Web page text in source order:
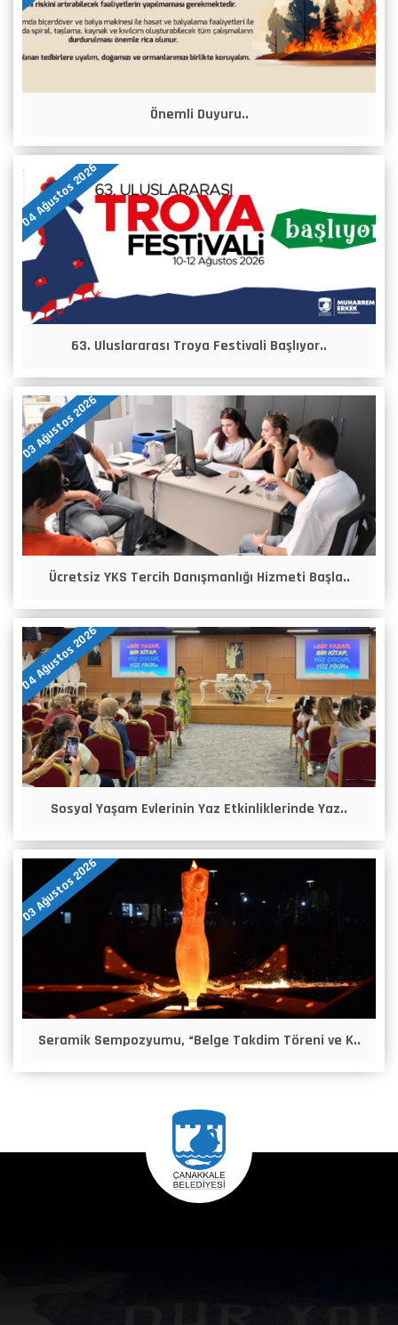
Önemli Duyuru..
04 Ağustos 2026
63. Uluslararası Troya Festivali Başlıyor..
03 Ağustos 2026
Ücretsiz YKS Tercih Danışmanlığı Hizmeti Başla..
04 Ağustos 2026
Sosyal Yaşam Evlerinin Yaz Etkinliklerinde Yaz..
03 Ağustos 2026
Seramik Sempozyumu, “Belge Takdim Töreni ve K..